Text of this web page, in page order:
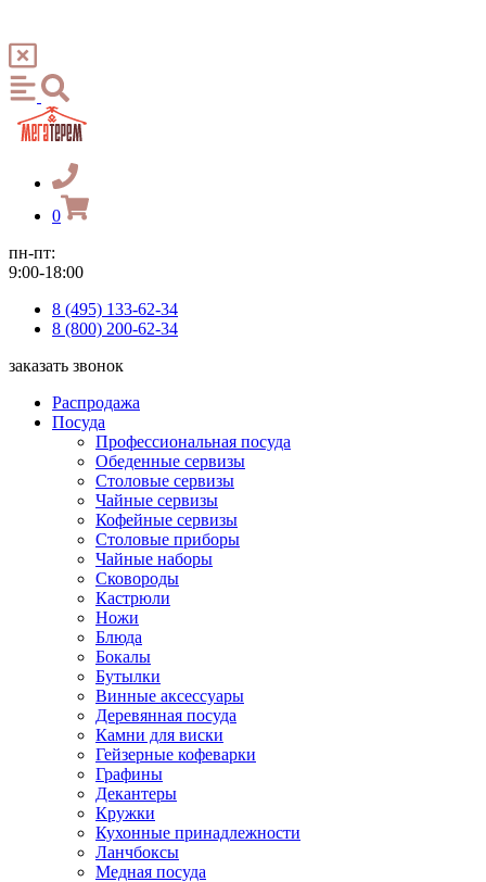
0
пн-пт:
9:00-18:00
8 (495) 133-62-34
8 (800) 200-62-34
заказать звонок
Распродажа
Посуда
Профессиональная посуда
Обеденные сервизы
Столовые сервизы
Чайные сервизы
Кофейные сервизы
Столовые приборы
Чайные наборы
Сковороды
Кастрюли
Ножи
Блюда
Бокалы
Бутылки
Винные аксессуары
Деревянная посуда
Камни для виски
Гейзерные кофеварки
Графины
Декантеры
Кружки
Кухонные принадлежности
Ланчбоксы
Медная посуда